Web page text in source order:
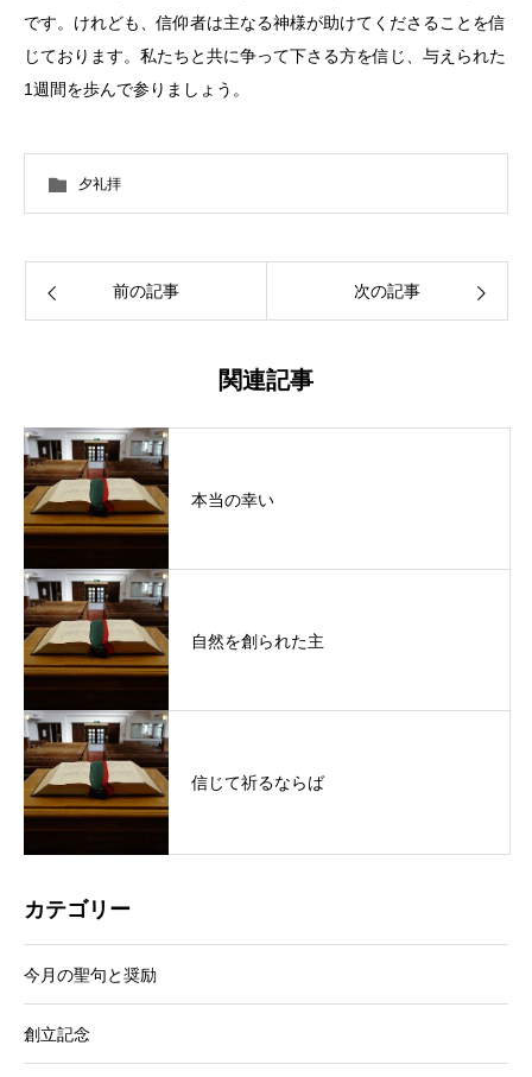
です。けれども、信仰者は主なる神様が助けてくださることを信
じております。私たちと共に争って下さる方を信じ、与えられた
1週間を歩んで参りましょう。
夕礼拝
前の記事 次の記事
関連記事
本当の幸い
自然を創られた主
信じて祈るならば
カテゴリー
今月の聖句と奨励
創立記念